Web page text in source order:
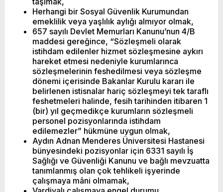
Herhangi bir Sosyal Güvenlik Kurumundan
emeklilik veya yaşlılık aylığı almıyor olmak,
657 sayılı Devlet Memurları Kanunu’nun 4/B
maddesi gereğince, “Sözleşmeli olarak
istihdam edilenler hizmet sözleşmesine aykırı
hareket etmesi nedeniyle kurumlarınca
sözleşmelerinin feshedilmesi veya sözleşme
dönemi içerisinde Bakanlar Kurulu kararı ile
belirlenen istisnalar hariç sözleşmeyi tek taraflı
feshetmeleri halinde, fesih tarihinden itibaren 1
(bir) yıl geçmedikçe kurumların sözleşmeli
personel pozisyonlarında istihdam
edilemezler” hükmüne uygun olmak,
Aydın Adnan Menderes Üniversitesi Hastanesi
bünyesindeki pozisyonlar için 6331 sayılı İş
Sağlığı ve Güvenliği Kanunu ve bağlı mevzuatta
tanımlanmış olan çok tehlikeli işyerinde
çalışmaya mâni olmamak,